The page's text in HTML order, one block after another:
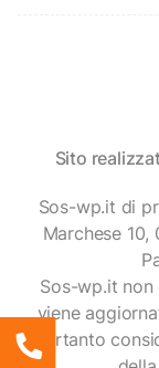
Sito
Sos-wp.it di
Marchese 10,
Sos-wp.it non
viene
pertanto